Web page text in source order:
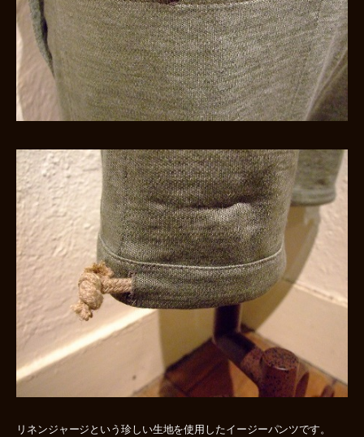
リネンジャージという珍しい生地を使用したイージーパンツです。